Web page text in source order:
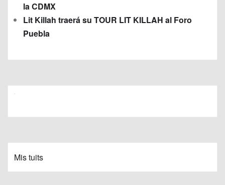
la CDMX
Lit Killah traerá su TOUR LIT KILLAH al Foro
Puebla
Mis tuits